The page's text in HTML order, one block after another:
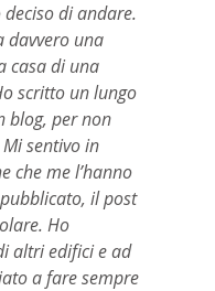
di andare.
davvero una
casa di una
scritto un lungo
blog, per non
sentivo in
che me l’hanno
il post
Ho
altri edifici e ad
a fare sempre